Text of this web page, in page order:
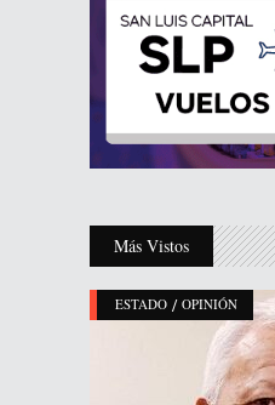
Más Vistos
ESTADO / OPINIÓN